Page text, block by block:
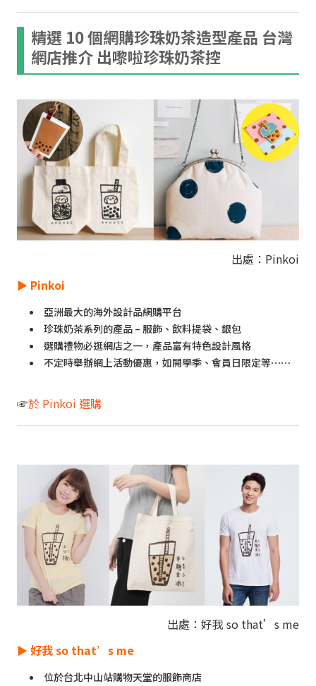
精選 10 個網購珍珠奶茶造型產品 台灣
網店推介 出嚟啦珍珠奶茶控
出處：Pinkoi
► Pinkoi
亞洲最大的海外設計品網購平台
珍珠奶茶系列的產品 – 服飾、飲料提袋、銀包
選購禮物必逛網店之一，產品富有特色設計風格
不定時舉辦網上活動優惠，如開學季、會員日限定等⋯⋯
☞於 Pinkoi 選購
出處：好我 so that’s me
► 好我 so that’s me
位於台北中山站購物天堂的服飾商店